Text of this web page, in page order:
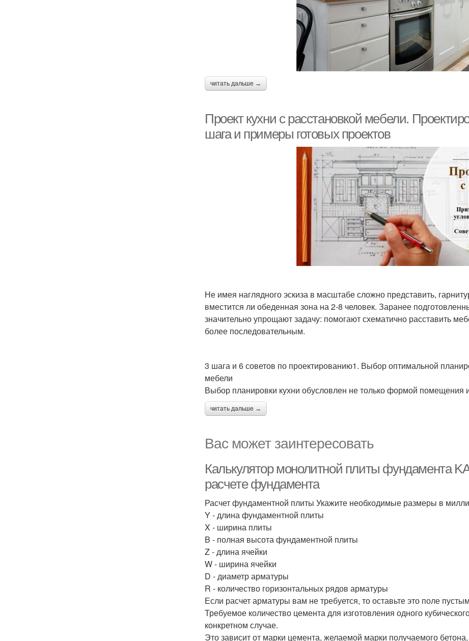
читать дальше →
Проект кухни с расстановкой мебели.
шага и примеры готовых проектов
Не имея наглядного эскиза в масштабе сложно представить,
вместится ли обеденная зона на 2-8 человек. Заранее
значительно упрощают задачу: помогают схематично расставить
более последовательным.
3 шага и 6 советов по проектированию1. Выбор оптимальной
мебели
Выбор планировки кухни обусловлен не только формой помещения
читать дальше →
Вас может заинтересовать
Калькулятор монолитной плиты фундамента
расчете фундамента
Расчет фундаментной плиты Укажите необходимые размеры в
Y - длина фундаментной плиты
X - ширина плиты
B - полная высота фундаментной плиты
Z - длина ячейки
W - ширина ячейки
D - диаметр арматуры
R - количество горизонтальных рядов арматуры
Если расчет арматуры вам не требуется, то оставьте это поле
Требуемое количество цемента для изготовления одного
конкретном случае.
Это зависит от марки цемента, желаемой марки получаемого